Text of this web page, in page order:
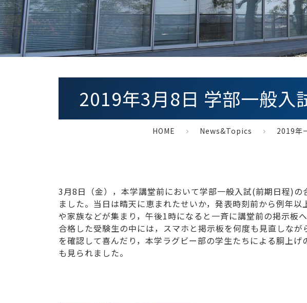
2019年3月8日 学部一般入
HOME News&Topics 2019年
3月8日（金），本学講堂前において学部一般入試(前期日程)の
ました。当日は晴天に恵まれたせいか，発表時刻前から例年以
や家族などが集まり，午後1時になると一斉に講堂前の掲示板へ
合格した受験生の中には，スマホと掲示板を何度も見直しなが
を確認して喜んだり，本学ラグビー部の学生たちによる胴上げ
も見られました。